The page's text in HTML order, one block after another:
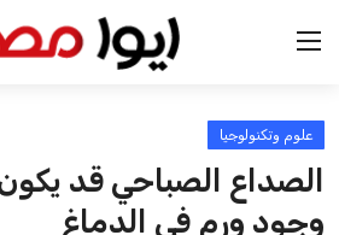
الرئيسية
اخبار مصر
علوم وتكنولوجيا
الصداع الصباحي قد
وجود ورم في الدماغ